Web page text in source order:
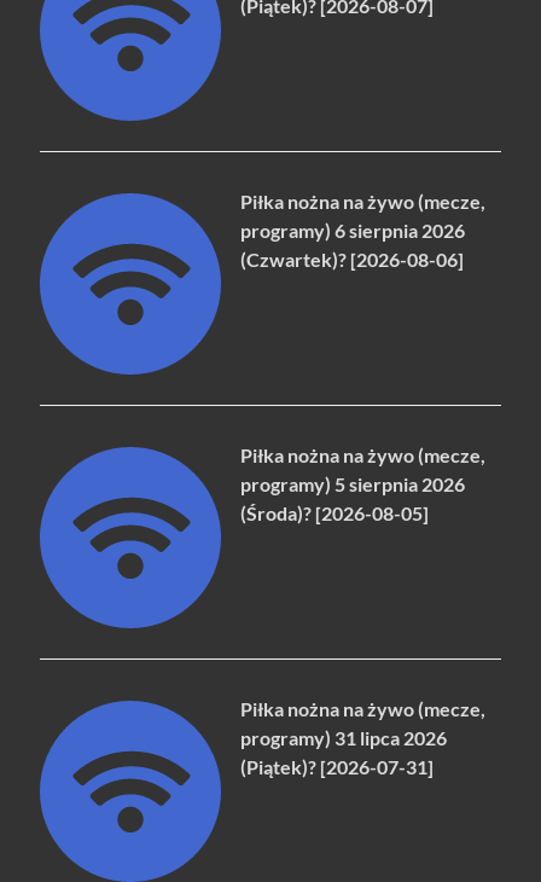
(Piątek)? [2026-08-07]
Piłka nożna na żywo (mecze,
programy) 6 sierpnia 2026
(Czwartek)? [2026-08-06]
Piłka nożna na żywo (mecze,
programy) 5 sierpnia 2026
(Środa)? [2026-08-05]
Piłka nożna na żywo (mecze,
programy) 31 lipca 2026
(Piątek)? [2026-07-31]